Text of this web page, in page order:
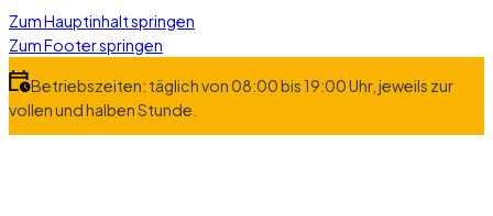
Zum Hauptinhalt springen
Zum Footer springen
Betriebszeiten: täglich von 08:00 bis 19:00 Uhr, jeweils zur
vollen und halben Stunde.